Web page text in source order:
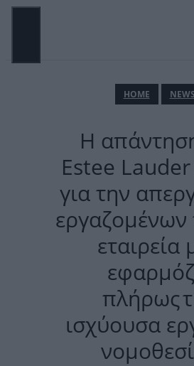
Μετάβαση
ΗΟΜΕ NEWS
Η
Estee
για την
εργαζομένων
εταιρεία
πλήρως
ισχύουσα